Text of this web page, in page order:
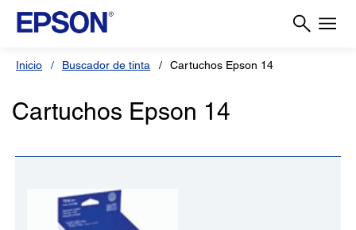
Inicio Buscador de tinta Cartuchos Epson 14
Cartuchos Epson 14